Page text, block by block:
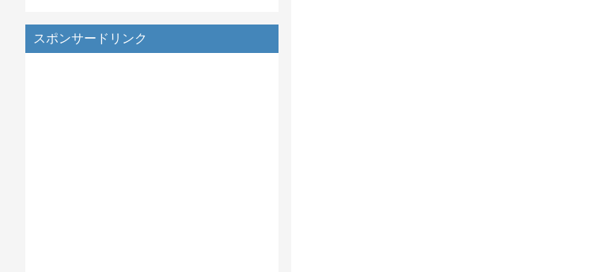
スポンサードリンク